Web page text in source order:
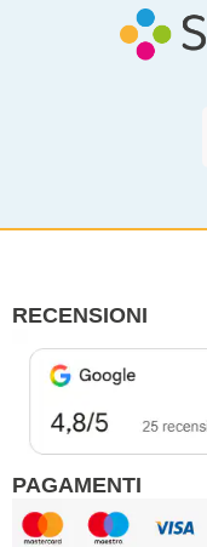
RECENSIONI
PAGAMENTI